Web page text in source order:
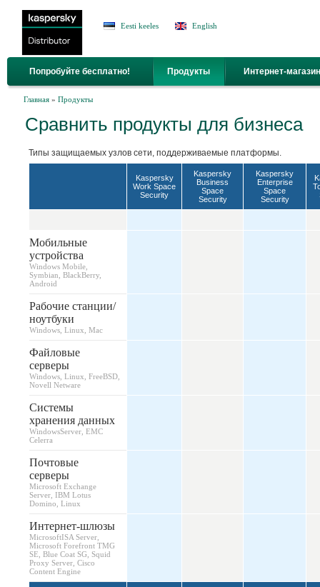
Eesti keeles English
Попробуйте бесплатно! Продукты Интернет-магазин
Вы здесь
Главная » Продукты
Сравнить продукты для бизнеса
Типы защищаемых узлов сети, поддерживаемые платформы.
Kaspersky
Work Space
Security
Kaspersky
Business
Space
Security
Kaspersky
Enterprise
Space
Security
Мобильные
устройства
Windows Mobile,
Symbian, BlackBerry,
Android
Рабочие станции/
ноутбуки
Windows, Linux, Mac
Файловые
серверы
Windows, Linux, FreeBSD,
Novell Netware
Cистемы
хранения данных
WindowsServer, EMC
Celerra
Почтовые
серверы
Microsoft Exchange
Server, IBM Lotus
Domino, Linux
Интернет-шлюзы
MicrosoftISA Server,
Microsoft Forefront TMG
SE, Blue Coat SG, Squid
Proxy Server, Cisco
Content Engine